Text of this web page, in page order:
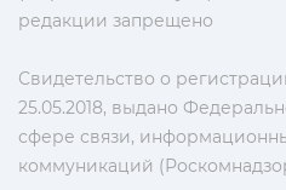
редакции запрещено
Свидетельство о
25.05.2018, выдано
сфере связи,
коммуникаций